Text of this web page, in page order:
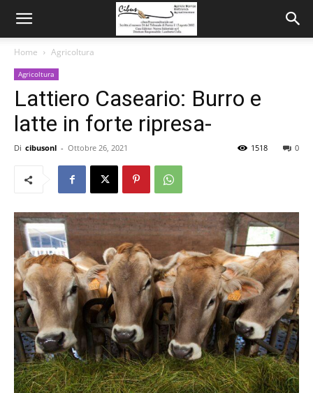
Home Agricoltura
Agricoltura
Lattiero Caseario: Burro e
latte in forte ripresa-
Di cibusonl - Ottobre 26, 2021 0
1518